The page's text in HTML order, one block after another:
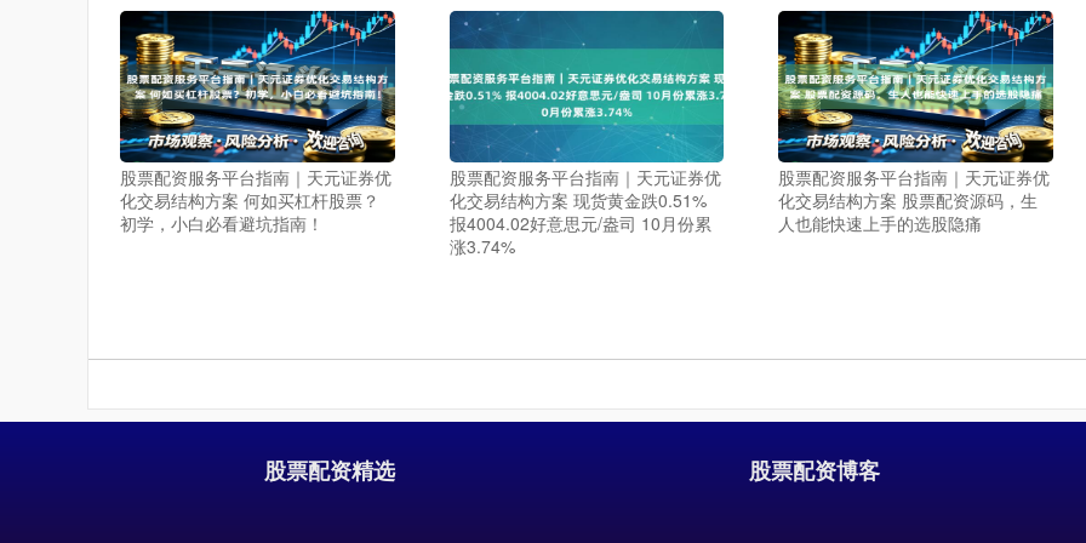
股票配资服务平台指南｜天元证券优
化交易结构方案 何如买杠杆股票？
初学，小白必看避坑指南！
股票配资服务平台指南｜天元证券优
化交易结构方案 现货黄金跌0.51%
报4004.02好意思元/盎司 10月份累
涨3.74%
股票配资服务平台指南｜天元证券优
化交易结构方案 股票配资源码，生
人也能快速上手的选股隐痛
股票配资精选 股票配资博客